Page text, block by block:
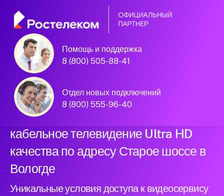
Помощь и поддержка
8 (800) 505-88-41
Отдел новых подключений
8 (800) 555-96-40
Официальный
партнер Ростелеком
Подключили новый интернет и
кабельное телевидение Ultra HD
качества по адресу Старое шоссе в
Вологде
Уникальные условия доступа к видеосервису